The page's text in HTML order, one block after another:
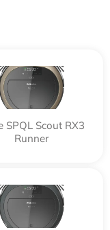
SPQL Scout RX3
Runner